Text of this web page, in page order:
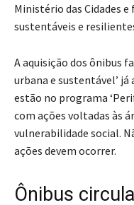
Ministério das Cidades e
sustentáveis e
A aquisição dos ônibus
urbana e sustentável’
estão no programa
com ações voltadas às
vulnerabilidade social.
ações devem ocorrer.
Ônibus